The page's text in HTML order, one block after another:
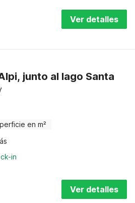
Ver detalles
junto al lago Santa
en m²
in
Ver detalles